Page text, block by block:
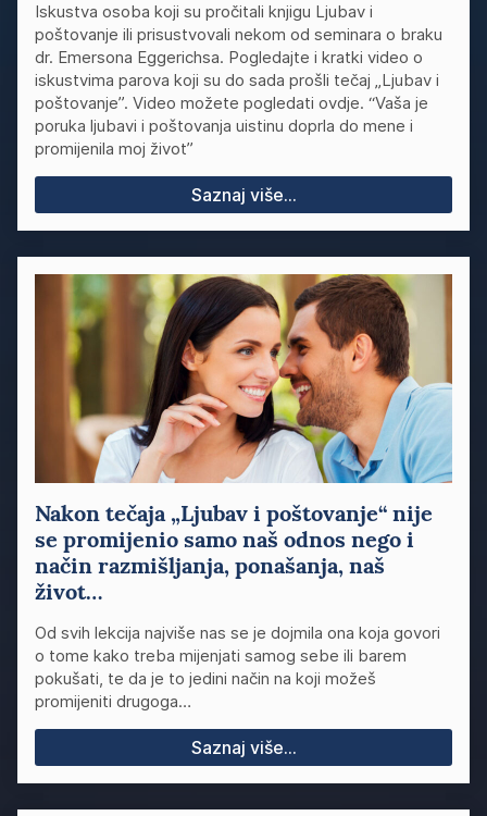
Iskustva osoba koji su pročitali knjigu Ljubav i
poštovanje ili prisustvovali nekom od seminara o braku
dr. Emersona Eggerichsa. Pogledajte i kratki video o
iskustvima parova koji su do sada prošli tečaj „Ljubav i
poštovanje”. Video možete pogledati ovdje. “Vaša je
poruka ljubavi i poštovanja uistinu doprla do mene i
promijenila moj život”
Saznaj više...
Nakon tečaja „Ljubav i poštovanje“ nije
se promijenio samo naš odnos nego i
način razmišljanja, ponašanja, naš
život…
Od svih lekcija najviše nas se je dojmila ona koja govori
o tome kako treba mijenjati samog sebe ili barem
pokušati, te da je to jedini način na koji možeš
promijeniti drugoga…
Saznaj više...